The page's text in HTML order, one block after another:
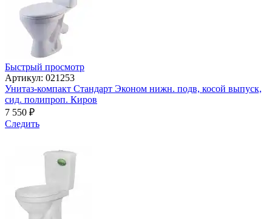
Быстрый просмотр
Артикул: 021253
Унитаз-компакт Стандарт Эконом нижн. подв, косой выпуск,
сид. полипроп. Киров
7 550 ₽
Следить